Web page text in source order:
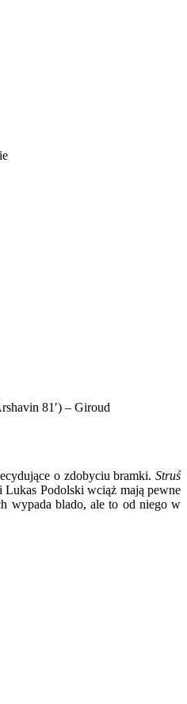
81′) – Giroud
o zdobyciu bramki. Struś
Lukas Podolski wciąż mają pewne
wypada blado, ale to od niego w